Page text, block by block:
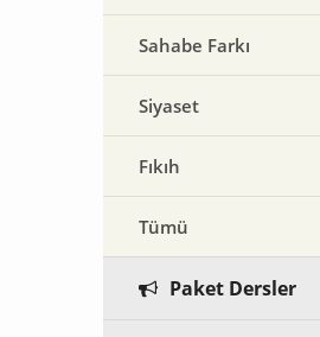
Sahabe Farkı
Siyaset
Fıkıh
Tümü
Paket Dersler